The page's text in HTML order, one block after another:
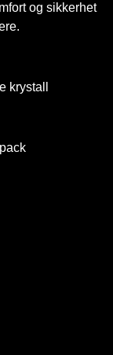
og sikkerhet
krystall